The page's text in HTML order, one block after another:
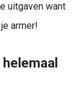
uitgaven want
armer!